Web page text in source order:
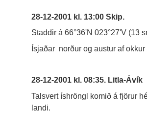
28-12-2001 kl. 13:00 Skip.
Staddir á 66°36'N 023°27'V (13
Ísjaðar norður og austur af
28-12-2001 kl. 08:35. Litla-Ávík
Talsvert íshröngl komið á fjörur
landi.